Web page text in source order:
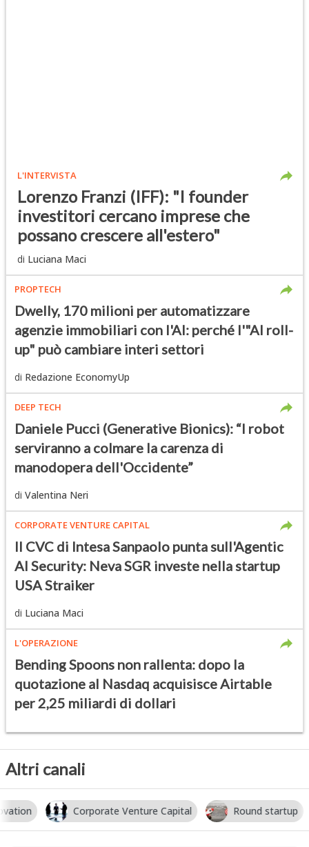
L'INTERVISTA
Lorenzo Franzi (IFF): "I founder
investitori cercano imprese che
possano crescere all'estero"
di Luciana Maci
PROPTECH
Dwelly, 170 milioni per automatizzare
agenzie immobiliari con l'AI: perché l'"AI roll-
up" può cambiare interi settori
di Redazione EconomyUp
DEEP TECH
Daniele Pucci (Generative Bionics): “I robot
serviranno a colmare la carenza di
manodopera dell'Occidente”
di Valentina Neri
CORPORATE VENTURE CAPITAL
Il CVC di Intesa Sanpaolo punta sull'Agentic
AI Security: Neva SGR investe nella startup
USA Straiker
di Luciana Maci
L'OPERAZIONE
Bending Spoons non rallenta: dopo la
quotazione al Nasdaq acquisisce Airtable
per 2,25 miliardi di dollari
Altri canali
Corporate Venture Capital Round startup